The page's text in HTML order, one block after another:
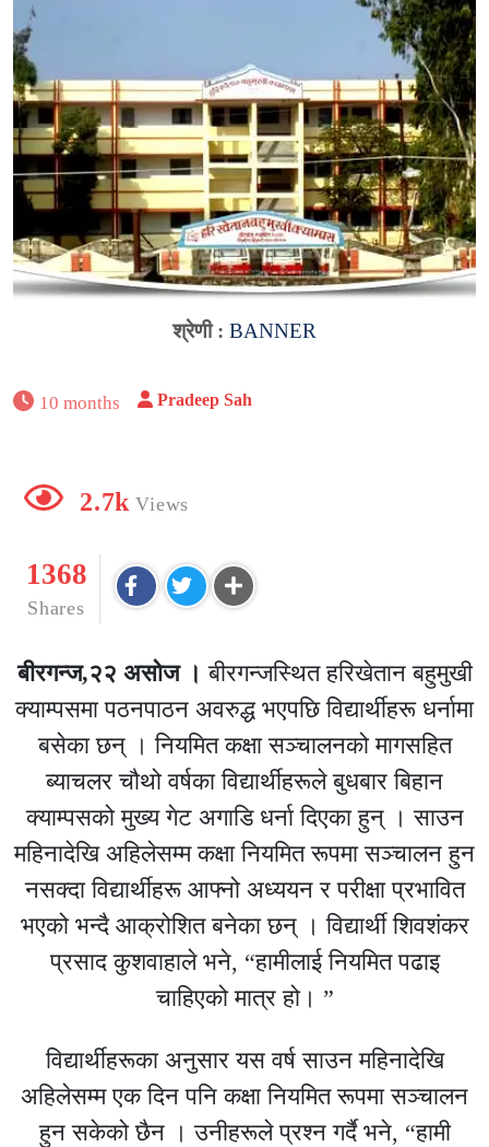
श्रेणी : BANNER
10 months Pradeep Sah
2.7k Views
1368
Shares
बीरगन्ज,२२ असोज । बीरगन्जस्थित हरिखेतान बहुमुखी
क्याम्पसमा पठनपाठन अवरुद्ध भएपछि विद्यार्थीहरू धर्नामा
बसेका छन् । नियमित कक्षा सञ्चालनको मागसहित
ब्याचलर चौथो वर्षका विद्यार्थीहरूले बुधबार बिहान
क्याम्पसको मुख्य गेट अगाडि धर्ना दिएका हुन् । साउन
महिनादेखि अहिलेसम्म कक्षा नियमित रूपमा सञ्चालन हुन
नसक्दा विद्यार्थीहरू आफ्नो अध्ययन र परीक्षा प्रभावित
भएको भन्दै आक्रोशित बनेका छन् । विद्यार्थी शिवशंकर
प्रसाद कुशवाहाले भने, “हामीलाई नियमित पढाइ
चाहिएको मात्र हो। ”
विद्यार्थीहरूका अनुसार यस वर्ष साउन महिनादेखि
अहिलेसम्म एक दिन पनि कक्षा नियमित रूपमा सञ्चालन
हुन सकेको छैन । उनीहरूले प्रश्न गर्दै भने, “हामी